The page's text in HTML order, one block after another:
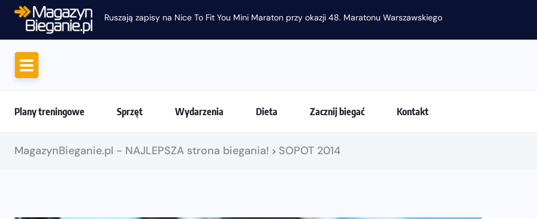
Ruszają zapisy na Nice To Fit You Mini Maraton przy okazji 48. Maratonu Warszawskiego
Plany treningowe Sprzęt Wydarzenia Dieta Zacznij biegać Kontakt
MagazynBieganie.pl - NAJLEPSZA strona biegania! > SOPOT 2014